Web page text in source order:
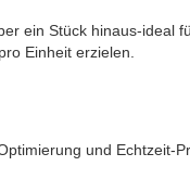
ein Stück hinaus-ideal
Einheit erzielen.
und Echtzeit-